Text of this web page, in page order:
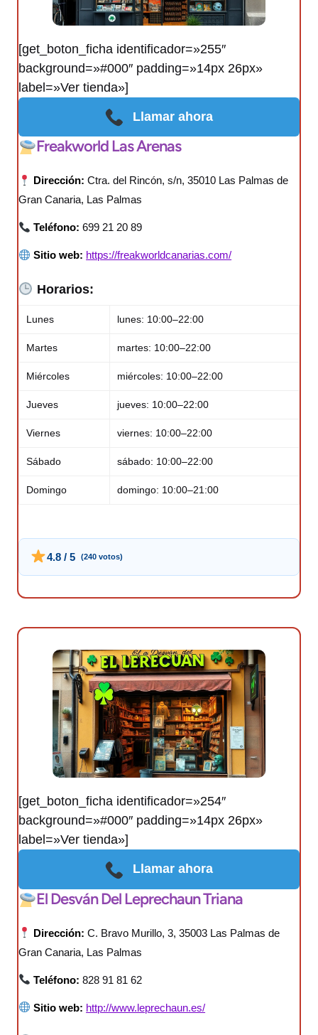
[get_boton_ficha identificador=»255″
background=»#000″ padding=»14px 26px»
label=»Ver tienda»]
Llamar ahora
Freakworld Las Arenas
Dirección: Ctra. del Rincón, s/n, 35010 Las Palmas de
Gran Canaria, Las Palmas
Teléfono: 699 21 20 89
Sitio web: https://freakworldcanarias.com/
Horarios:
Lunes lunes: 10:00–22:00
Martes martes: 10:00–22:00
Miércoles miércoles: 10:00–22:00
Jueves jueves: 10:00–22:00
Viernes viernes: 10:00–22:00
Sábado sábado: 10:00–22:00
Domingo domingo: 10:00–21:00
4.8 / 5 (240 votos)
[get_boton_ficha identificador=»254″
background=»#000″ padding=»14px 26px»
label=»Ver tienda»]
Llamar ahora
El Desván Del Leprechaun Triana
Dirección: C. Bravo Murillo, 3, 35003 Las Palmas de
Gran Canaria, Las Palmas
Teléfono: 828 91 81 62
Sitio web: http://www.leprechaun.es/